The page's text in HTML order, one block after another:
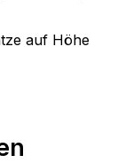
auf Höhe